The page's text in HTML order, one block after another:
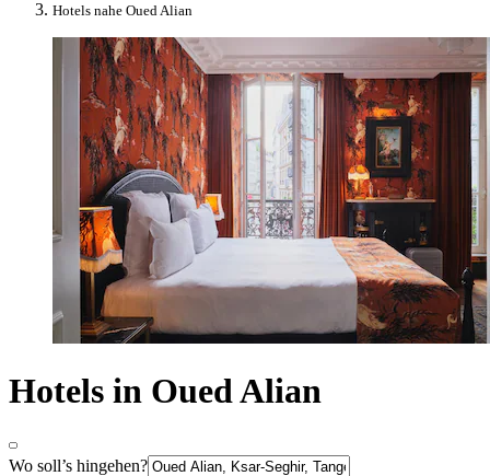
Hotels nahe Oued Alian
Hotels in Oued Alian
Wo soll’s hingehen?